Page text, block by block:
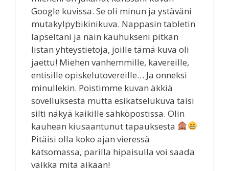
Google kuvissa. Se oli minun ja ystäväni
mutakylpybikinikuva. Nappasin tabletin
lapseltani ja näin kauhukseni pitkän
listan yhteystietoja, joille tämä kuva oli
jaettu! Miehen vanhemmille, kavereille,
entisille opiskelutovereille… Ja onneksi
minullekin. Poistimme kuvan äkkiä
sovelluksesta mutta esikatselukuva taisi
silti näkyä kaikille sähköpostissa. Olin
kauhean kiusaantunut tapauksesta
Pitäisi olla koko ajan vieressä
katsomassa, parilla hipaisulla voi saada
vaikka mitä aikaan!